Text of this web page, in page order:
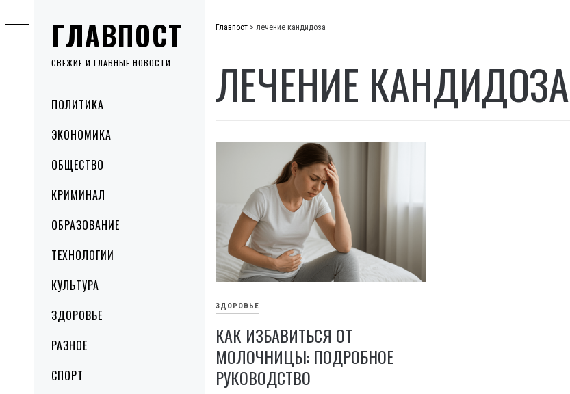
ГЛАВПОСТ
СВЕЖИЕ И ГЛАВНЫЕ НОВОСТИ
MenuПОЛИТИКА
ЭКОНОМИКА
ОБЩЕСТВО
КРИМИНАЛ
ОБРАЗОВАНИЕ
ТЕХНОЛОГИИ
КУЛЬТУРА
ЗДОРОВЬЕ
РАЗНОЕ
СПОРТ
to
content
Главпост > лечение кандидоза
ЛЕЧЕНИЕ КАНДИДОЗА
ЗДОРОВЬЕ
КАК ИЗБАВИТЬСЯ ОТ
МОЛОЧНИЦЫ: ПОДРОБНОЕ
РУКОВОДСТВО